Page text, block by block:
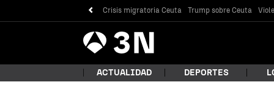
Crisis migratoria Ceuta Trump sobre Ceuta
Antena
3 Noticias
ACTUALIDAD DEPORTES